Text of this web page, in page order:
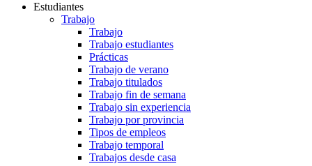
Estudiantes
Trabajo
Trabajo
Trabajo estudiantes
Prácticas
Trabajo de verano
Trabajo titulados
Trabajo fin de semana
Trabajo sin experiencia
Trabajo por provincia
Tipos de empleos
Trabajo temporal
Trabajos desde casa